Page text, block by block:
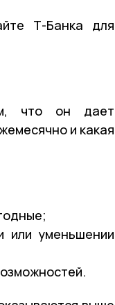
Т-Банка для
что он дает
и какая
или уменьшении